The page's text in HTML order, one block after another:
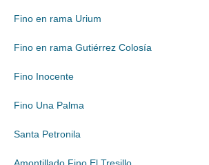
Fino en rama Urium
Fino en rama Gutiérrez Colosía
Fino Inocente
Fino Una Palma
Santa Petronila